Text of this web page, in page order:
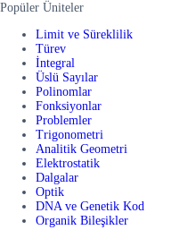
Popüler Üniteler
Limit ve Süreklilik
Türev
İntegral
Üslü Sayılar
Polinomlar
Fonksiyonlar
Problemler
Trigonometri
Analitik Geometri
Elektrostatik
Dalgalar
Optik
DNA ve Genetik Kod
Organik Bileşikler